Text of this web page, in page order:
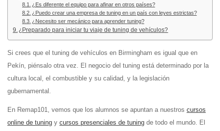
¿Es diferente el equipo para afinar en otros países?
¿Puedo crear una empresa de tuning en un país con leyes estrictas?
¿Necesito ser mecánico para aprender tuning?
¿Preparado para iniciar tu viaje de tuning de vehículos?
Si crees que el tuning de vehículos en Birmingham es igual que en
Pekín, piénsalo otra vez. El negocio del tuning está determinado por la
cultura local, el combustible y su calidad, y la legislación
gubernamental.
En Remap101, vemos que los alumnos se apuntan a nuestros cursos
online de tuning y cursos presenciales de tuning de todo el mundo. El